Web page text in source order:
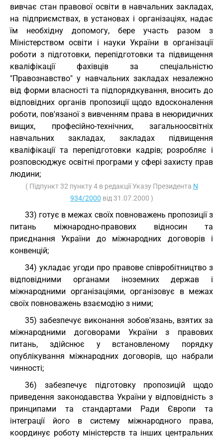
вивчає стан правової освіти в навчальних закладах,
на підприємствах, в установах і організаціях, надає
їм необхідну допомогу, бере участь разом з
Міністерством освіти і науки України в організації
роботи з підготовки, перепідготовки та підвищення
кваліфікації фахівців за спеціальністю
"Правознавство" у навчальних закладах незалежно
від форми власності та підпорядкування, вносить до
відповідних органів пропозиції щодо вдосконалення
роботи, пов'язаної з вивченням права в неюридичних
вищих, професійно-технічних, загальноосвітніх
навчальних закладах, закладах підвищення
кваліфікації та перепідготовки кадрів; розробляє і
розповсюджує освітні програми у сфері захисту прав
людини;
( Підпункт 32 пункту 4 в редакції Указу Президента N
934/2000 від 31.07.2000 )
33) готує в межах своїх повноважень пропозиції з
питань міжнародно-правових відносин та
приєднання України до міжнародних договорів і
конвенцій;
34) укладає угоди про правове співробітництво з
відповідними органами іноземних держав і
міжнародними організаціями, організовує в межах
своїх повноважень взаємодію з ними;
35) забезпечує виконання зобов'язань, взятих за
міжнародними договорами України з правових
питань, здійснює у встановленому порядку
опублікування міжнародних договорів, що набрали
чинності;
36) забезпечує підготовку пропозицій щодо
приведення законодавства України у відповідність з
принципами та стандартами Ради Європи та
інтеграції його в систему міжнародного права,
координує роботу міністерств та інших центральних